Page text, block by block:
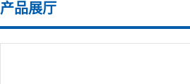
产品展厅